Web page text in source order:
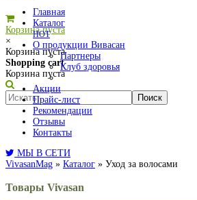
Корзина пуста
×
Корзина пуста
Shopping cart
Корзина пуста
Главная
Каталог
HOT
О продукции Вивасан
Партнеры
Клуб здоровья
Акции
Прайс-лист
Рекомендации
Отзывы
Контакты
МЫ В СЕТИ
VivasanMag » Каталог » Уход за волосами
Товары Vivasan